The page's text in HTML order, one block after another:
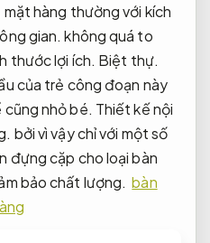
mặt hàng thường với kích
gian. không quá to
thước lợi ích. Biệt thự.
của trẻ công đoạn này
nhỏ bé. Thiết kế nội
bởi vì vậy chỉ với một số
đựng cặp cho loại bàn
bảo chất lượng. bàn